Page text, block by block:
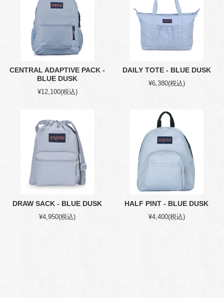
CENTRAL ADAPTIVE PACK -
BLUE DUSK
¥12,100(税込)
DAILY TOTE - BLUE DUSK
¥6,380(税込)
DRAW SACK - BLUE DUSK
¥4,950(税込)
HALF PINT - BLUE DUSK
¥4,400(税込)